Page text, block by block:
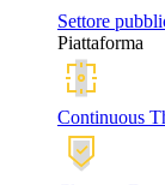
Settore
Piattaforma
Continuous